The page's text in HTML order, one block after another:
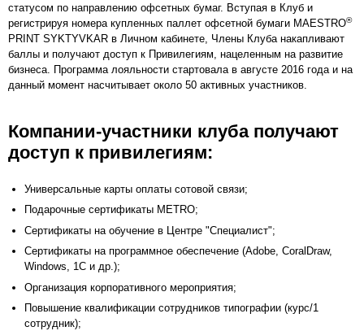
статусом по направлению офсетных бумаг. Вступая в Клуб и
регистрируя номера купленных паллет офсетной бумаги MAESTRO®
PRINT SYKTYVKAR в Личном кабинете, Члены Клуба накапливают
баллы и получают доступ к Привилегиям, нацеленным на развитие
бизнеса. Программа лояльности стартовала в августе 2016 года и на
данный момент насчитывает около 50 активных участников.
Компании-участники клуба получают
доступ к привилегиям:
Универсальные карты оплаты сотовой связи;
Подарочные сертификаты METRO;
Сертификаты на обучение в Центре "Специалист";
Сертификаты на программное обеспечение (Adobe, CoralDraw,
Windows, 1C и др.);
Организация корпоративного мероприятия;
Повышение квалификации сотрудников типографии (курс/1
сотрудник);